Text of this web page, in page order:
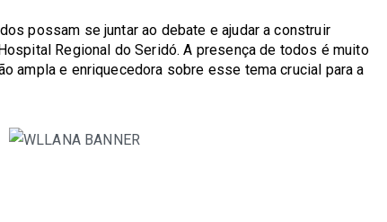
possam se juntar ao debate e ajudar a construir
Regional do Seridó. A presença de todos é muito
ampla e enriquecedora sobre esse tema crucial para a